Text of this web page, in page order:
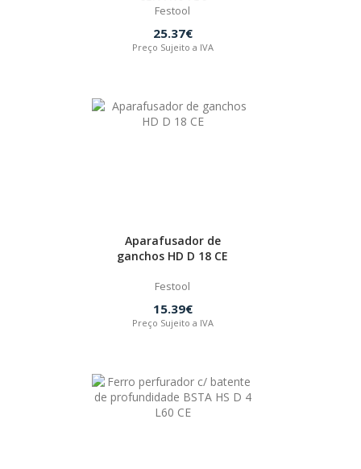
Festool
25.37€
Preço Sujeito a IVA
Aparafusador de
ganchos HD D 18 CE
Festool
15.39€
Preço Sujeito a IVA